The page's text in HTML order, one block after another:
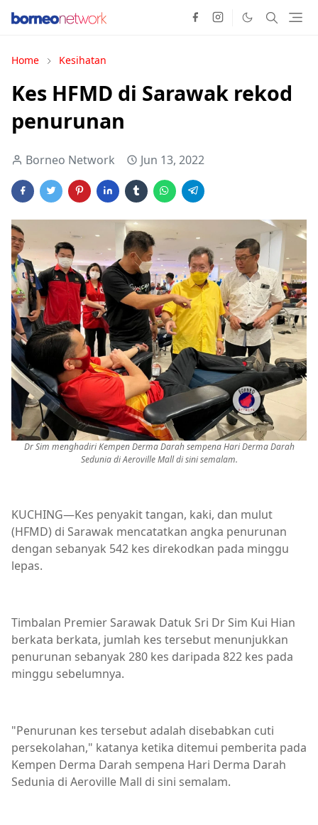
Home Kesihatan
Kes HFMD di Sarawak rekod
penurunan
Borneo Network Jun 13, 2022
Dr Sim menghadiri Kempen Derma Darah sempena Hari Derma Darah
Sedunia di Aeroville Mall di sini semalam.
KUCHING—Kes penyakit tangan, kaki, dan mulut
(HFMD) di Sarawak mencatatkan angka penurunan
dengan sebanyak 542 kes direkodkan pada minggu
lepas.
Timbalan Premier Sarawak Datuk Sri Dr Sim Kui Hian
berkata berkata, jumlah kes tersebut menunjukkan
penurunan sebanyak 280 kes daripada 822 kes pada
minggu sebelumnya.
"Penurunan kes tersebut adalah disebabkan cuti
persekolahan," katanya ketika ditemui pemberita pada
Kempen Derma Darah sempena Hari Derma Darah
Sedunia di Aeroville Mall di sini semalam.